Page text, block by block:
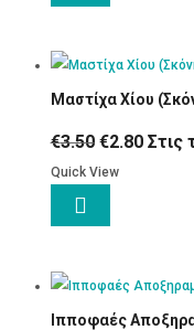
Μαστίχα Χίου
€3.50 Original
price
€3.50.
€2.80ΗΣτις
Quick View

Ιπποφαές